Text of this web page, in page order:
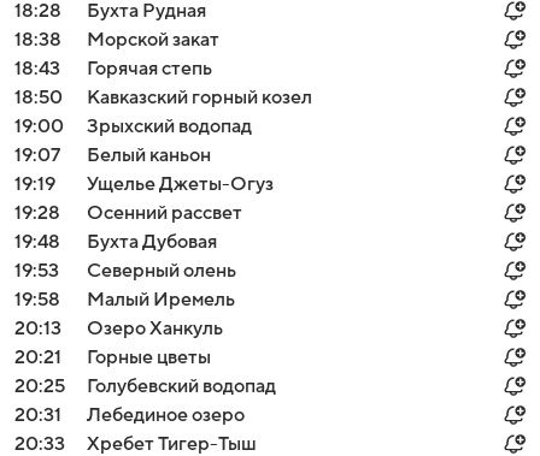
18:28
Бухта Рудная
18:38
Морской закат
18:43
Горячая степь
18:50
Кавказский горный козел
19:00
Зрыхский водопад
19:07
Белый каньон
19:19
Ущелье Джеты-Огуз
19:28
Осенний рассвет
19:48
Бухта Дубовая
19:53
Северный олень
19:58
Малый Иремель
20:13
Озеро Ханкуль
20:21
Горные цветы
20:25
Голубевский водопад
20:31
Лебединое озеро
20:33
Хребет Тигер-Тыш